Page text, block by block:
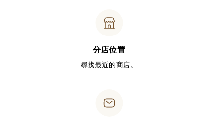
分店位置
尋找最近的商店。